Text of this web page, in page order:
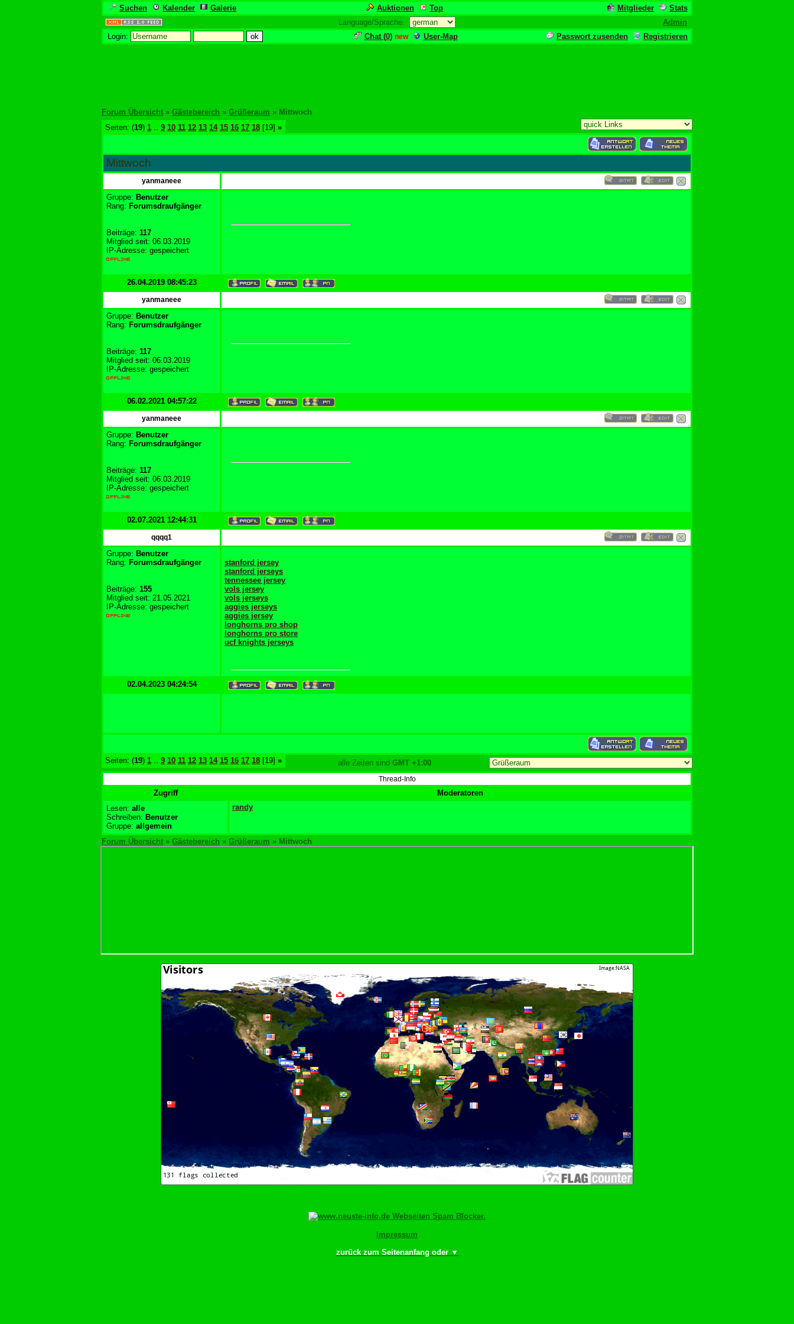
Suchen Kalender Galerie Auktionen Top Mitglieder
Stats
Language/Sprache:
Admin
Login:
Chat (0) new User-Map Passwort zusenden Registrieren
Forum Übersicht » Gästebereich » Grüßeraum » Mittwoch
Seiten: (19) 1 .. 9 10 11 12 13 14 15 16 17 18 [19] »
Mittwoch
yanmaneee
Gruppe: Benutzer
Rang: Forumsdraufgänger
Beiträge: 117
Mitglied seit: 06.03.2019
IP-Adresse: gespeichert
26.04.2019 08:45:23
yanmaneee
Gruppe: Benutzer
Rang: Forumsdraufgänger
Beiträge: 117
Mitglied seit: 06.03.2019
IP-Adresse: gespeichert
06.02.2021 04:57:22
yanmaneee
Gruppe: Benutzer
Rang: Forumsdraufgänger
Beiträge: 117
Mitglied seit: 06.03.2019
IP-Adresse: gespeichert
02.07.2021 12:44:31
qqqq1
Gruppe: Benutzer
Rang: Forumsdraufgänger
Beiträge: 155
Mitglied seit: 21.05.2021
IP-Adresse: gespeichert
stanford jersey
stanford jerseys
tennessee jersey
vols jersey
vols jerseys
aggies jerseys
aggies jersey
longhorns pro shop
longhorns pro store
ucf knights jerseys
02.04.2023 04:24:54
Seiten: (19) 1 .. 9 10 11 12 13 14 15 16 17 18 [19] » alle Zeiten sind GMT +1:00
Thread-Info
Zugriff
Moderatoren
Lesen: alle
Schreiben: Benutzer
Gruppe: allgemein
randy
Forum Übersicht » Gästebereich » Grüßeraum » Mittwoch
Impressum
zurück zum Seitenanfang oder ▼